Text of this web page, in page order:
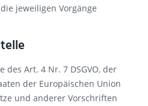
jeweiligen Vorgänge
des Art. 4 Nr. 7 DSGVO, der
der Europäischen Union
und anderer Vorschriften